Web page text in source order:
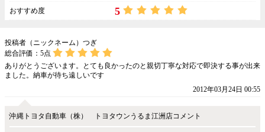
おすすめ度 5
投稿者（ニックネーム）つぎ
総合評価： 5点
ありがとうございます。とても良かったのと親切丁寧な対応で即決する事が出来
ました。納車が待ち遠しいです
2012年03月24日 00:55
沖縄トヨタ自動車（株） トヨタウンうるま江洲店コメント